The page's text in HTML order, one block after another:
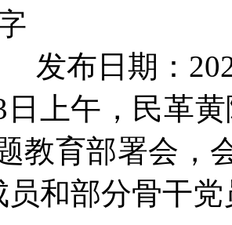
发布日期：
午，民革黄
教育部署会，
员和部分骨干